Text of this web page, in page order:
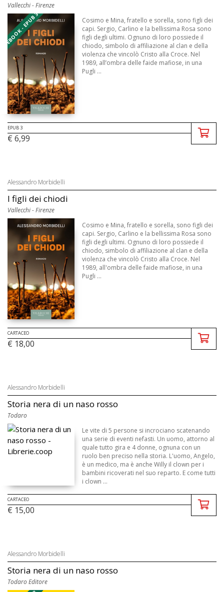
Vallecchi - Firenze
EBOOK - EPUB 3
Cosimo e Mina, fratello e sorella, sono figli dei
capi. Sergio, Carlino e la bellissima Rosa sono
figli degli ultimi. Ognuno di loro possiede il
chiodo, simbolo di affiliazione al clan e della
violenza che vincolò Cristo alla Croce. Nel
1989, all’ombra delle faide mafiose, in una
Pugli ...
EPUB 3
€ 6,99
Alessandro Morbidelli
I figli dei chiodi
Vallecchi - Firenze
Cosimo e Mina, fratello e sorella, sono figli dei
capi. Sergio, Carlino e la bellissima Rosa sono
figli degli ultimi. Ognuno di loro possiede il
chiodo, simbolo di affiliazione al clan e della
violenza che vincolò Cristo alla Croce. Nel
1989, all'ombra delle faide mafiose, in una
Pugli ...
CARTACEO
€ 18,00
Alessandro Morbidelli
Storia nera di un naso rosso
Todaro
Le vite di 5 persone si incrociano scatenando
una serie di eventi nefasti. Un uomo, attorno al
quale tutto gira e 4 donne, ognuna con un
ruolo ben preciso nella storia. L'uomo, Angelo,
è un medico, ma è anche Willy il clown per i
bambini ricoverati nel suo reparto. E come tutti
i clown ...
CARTACEO
€ 15,00
Alessandro Morbidelli
Storia nera di un naso rosso
Todaro Editore